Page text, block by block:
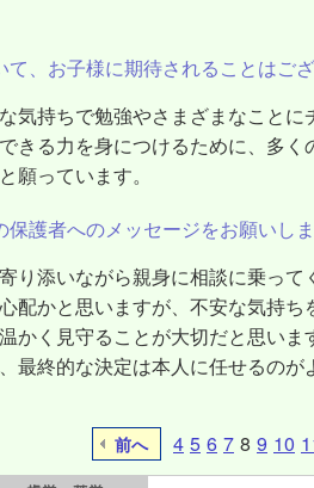
、お子様に期待されることはご
気持ちで勉強やさまざまなことに
きる力を身につけるために、多く
願っています。
護者へのメッセージをお願いしま
り添いながら親身に相談に乗って
配かと思いますが、不安な気持ち
かく見守ることが大切だと思いま
最終的な決定は本人に任せるのが
前へ 4 5 6 7 8 9 10